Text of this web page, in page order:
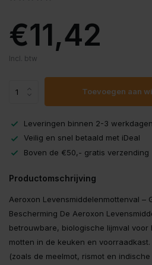
€11,42
Incl. btw
Toevoegen aan
Leveringen binnen 2-3 werkdagen
Veilig en snel betaald met iDeal
Boven de €50,- gratis verzending
Productomschrijving
Aeroxon Levensmiddelenmottenval –
Bescherming De Aeroxon
betrouwbare, biologische lijmval
motten in de keuken en
(zoals de meelmot, rismot en